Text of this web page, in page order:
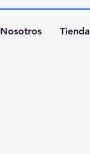
Nosotros Tienda